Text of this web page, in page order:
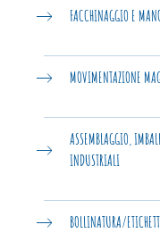
FACCHINAGGIO E
MOVIMENTAZIONE
ASSEMBLAGGIO,
INDUSTRIALI
BOLLINATURA/